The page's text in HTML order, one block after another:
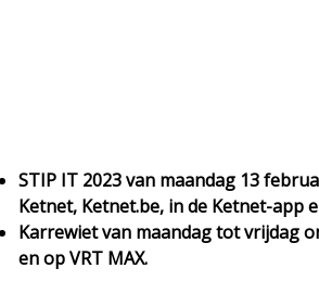
STIP IT 2023 van maandag 13
Ketnet, Ketnet.be, in de Ketnet-app
Karrewiet van maandag tot vrijdag
en op VRT MAX.